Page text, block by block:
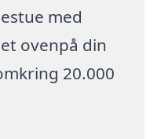
med
ovenpå din
20.000